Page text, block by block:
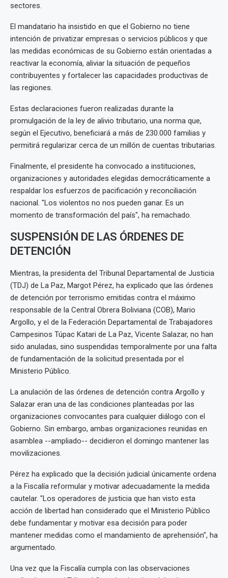
sectores.
El mandatario ha insistido en que el Gobierno no tiene
intención de privatizar empresas o servicios públicos y que
las medidas económicas de su Gobierno están orientadas a
reactivar la economía, aliviar la situación de pequeños
contribuyentes y fortalecer las capacidades productivas de
las regiones.
Estas declaraciones fueron realizadas durante la
promulgación de la ley de alivio tributario, una norma que,
según el Ejecutivo, beneficiará a más de 230.000 familias y
permitirá regularizar cerca de un millón de cuentas tributarias.
Finalmente, el presidente ha convocado a instituciones,
organizaciones y autoridades elegidas democráticamente a
respaldar los esfuerzos de pacificación y reconciliación
nacional. "Los violentos no nos pueden ganar. Es un
momento de transformación del país", ha remachado.
SUSPENSIÓN DE LAS ÓRDENES DE
DETENCIÓN
Mientras, la presidenta del Tribunal Departamental de Justicia
(TDJ) de La Paz, Margot Pérez, ha explicado que las órdenes
de detención por terrorismo emitidas contra el máximo
responsable de la Central Obrera Boliviana (COB), Mario
Argollo, y el de la Federación Departamental de Trabajadores
Campesinos Túpac Katari de La Paz, Vicente Salazar, no han
sido anuladas, sino suspendidas temporalmente por una falta
de fundamentación de la solicitud presentada por el
Ministerio Público.
La anulación de las órdenes de detención contra Argollo y
Salazar eran una de las condiciones planteadas por las
organizaciones convocantes para cualquier diálogo con el
Gobierno. Sin embargo, ambas organizaciones reunidas en
asamblea --ampliado-- decidieron el domingo mantener las
movilizaciones.
Pérez ha explicado que la decisión judicial únicamente ordena
a la Fiscalía reformular y motivar adecuadamente la medida
cautelar. "Los operadores de justicia que han visto esta
acción de libertad han considerado que el Ministerio Público
debe fundamentar y motivar esa decisión para poder
mantener medidas como el mandamiento de aprehensión", ha
argumentado.
Una vez que la Fiscalía cumpla con las observaciones